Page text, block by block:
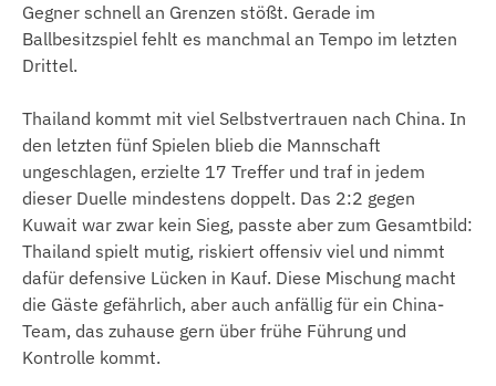
Gegner schnell an Grenzen stößt. Gerade im
Ballbesitzspiel fehlt es manchmal an Tempo im letzten
Drittel.
Thailand kommt mit viel Selbstvertrauen nach China. In
den letzten fünf Spielen blieb die Mannschaft
ungeschlagen, erzielte 17 Treffer und traf in jedem
dieser Duelle mindestens doppelt. Das 2:2 gegen
Kuwait war zwar kein Sieg, passte aber zum Gesamtbild:
Thailand spielt mutig, riskiert offensiv viel und nimmt
dafür defensive Lücken in Kauf. Diese Mischung macht
die Gäste gefährlich, aber auch anfällig für ein China-
Team, das zuhause gern über frühe Führung und
Kontrolle kommt.